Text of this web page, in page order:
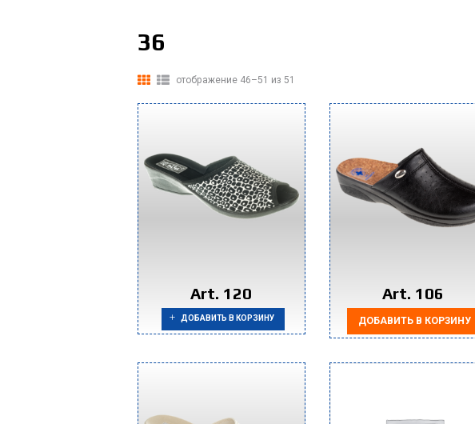
36
отображение 46–51 из 51
Art. 120
ДОБАВИТЬ В КОРЗИНУ
Art. 106
ДОБАВИТЬ В КОРЗИНУ